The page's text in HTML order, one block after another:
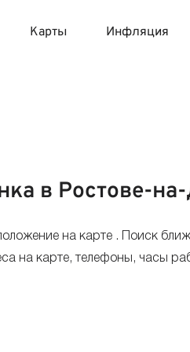
вклады
Карты
с доставкой на дом
карты с моментальным
Инфляция
в Ростове-
на карте . Поиск
на карте, телефоны, часы